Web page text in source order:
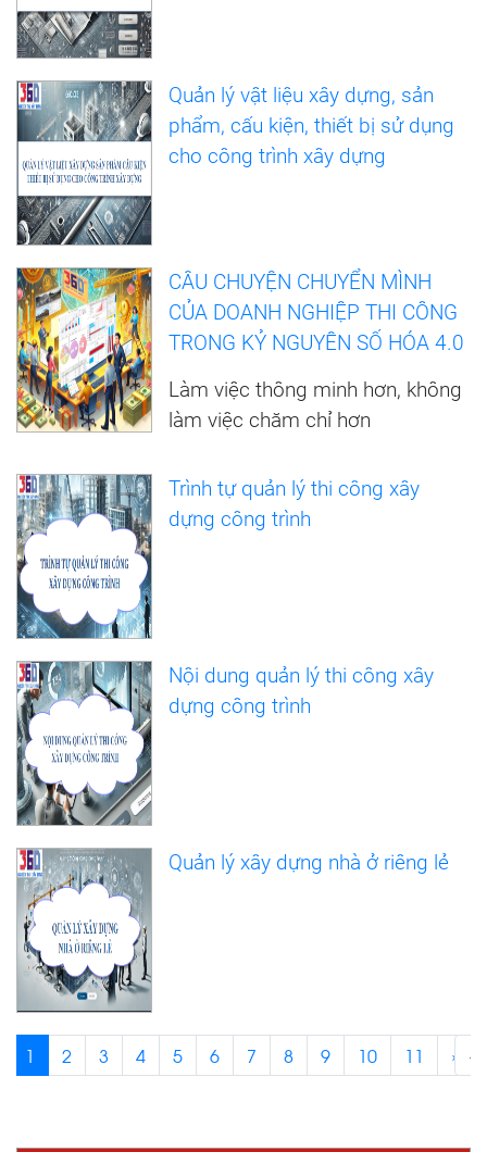
Quản lý vật liệu xây dựng, sản
phẩm, cấu kiện, thiết bị sử dụng
cho công trình xây dựng
CÂU CHUYỆN CHUYỂN MÌNH
CỦA DOANH NGHIỆP THI CÔNG
TRONG KỶ NGUYÊN SỐ HÓA 4.0
Làm việc thông minh hơn, không
làm việc chăm chỉ hơn
Trình tự quản lý thi công xây
dựng công trình
Nội dung quản lý thi công xây
dựng công trình
Quản lý xây dựng nhà ở riêng lẻ
1 2 3 4 5 6 7 8 9 10 11 › ‹